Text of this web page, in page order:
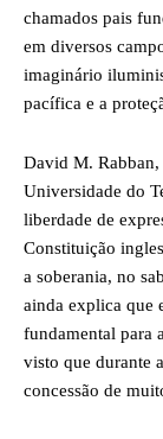
chamados pais
em diversos
imaginário
pacífica e a
David M. Rabban,
Universidade do
liberdade de
Constituição
a soberania, no
ainda explica que
fundamental para
visto que durante
concessão de